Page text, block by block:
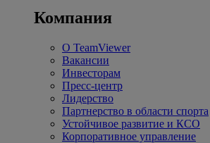
Компания
О TeamViewer
Вакансии
Инвесторам
Пресс-центр
Лидерство
Партнерство в области спорта
Устойчивое развитие и КСО
Корпоративное управление